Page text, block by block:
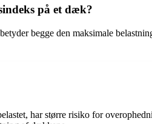
på et dæk?
begge den maksimale
har større risiko for